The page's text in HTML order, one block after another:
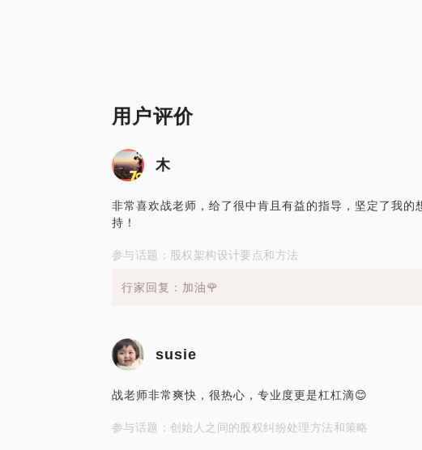
用户评价
木
非常喜欢战老师，给了很中肯且有益的指导，坚定了我的
持！
参与话题：股权架构设计要点和方法
行家回复：加油🌹
susie
战老师非常爽快，很热心，专业度更是杠杠滴😊
参与话题：创始人之间的股权纠纷处理方法和策略